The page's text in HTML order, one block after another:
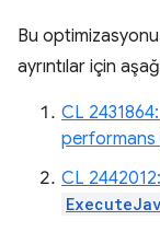
Bu optimizasyonu
ayrıntılar için
CL
performans
CL